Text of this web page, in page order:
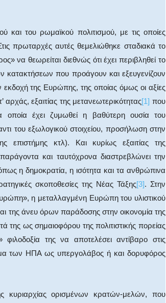
και του ρωμαϊκού πολιτισμού, με τις οποίες
πρωταρχές αυτές θεμελιώθηκε σταδιακά το
να θεωρείται διεθνώς ότι έχει περιβληθεί το
κατακτήσεων που προάγουν και εξευγενίζουν
εκδοχή της Ευρώπης, της οποίας όμως οι αξίες
εξαιτίας της μετανεωτερικότητας[1] που
οποία έχει ζυμωθεί η βαθύτερη ουσία του
του εξωλογικού στοιχείου, προσήλωση στην
κτλ). Και κυρίως εξαιτίας της
και ταυτόχρονα διαστρεβλώνει την
η δημοκρατία, η ισότητα και τα ανθρώπινα
σκοποθεσίες της Νέας Τάξης[3]. Στην
η μεταλλαγμένη Ευρώπη του υλιστικού
της άνευ όρων παράδοσης στην οικονομία της
της ως σημαιοφόρου της πολιτιστικής πορείας
της να αποτελέσει αντίβαρο στις
των ΗΠΑ ως υπεργολάβος ή και δορυφόρος
κυριαρχίας ορισμένων κρατών-μελών, που